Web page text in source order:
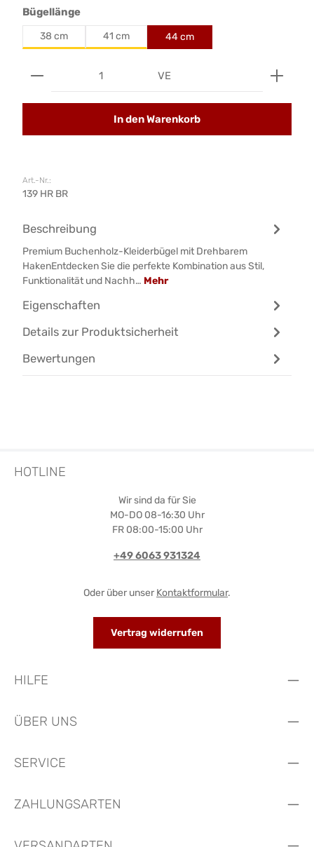
Bügellängeauswählen
38 cm 41 cm 44 cm
Produkt Anzahl: Gib den gewünschten Wert
VE
In den Warenkorb
Art.-Nr.:
139 HR BR
Beschreibung
Premium Buchenholz-Kleiderbügel mit Drehbarem
HakenEntdecken Sie die perfekte Kombination aus Stil,
Funktionalität und Nachh… Mehr
Eigenschaften
Details zur Produktsicherheit
Bewertungen
HOTLINE
Wir sind da für Sie
MO-DO 08-16:30 Uhr
FR 08:00-15:00 Uhr
+49 6063 931324
Oder über unser Kontaktformular.
Vertrag widerrufen
HILFE
ÜBER UNS
SERVICE
ZAHLUNGSARTEN